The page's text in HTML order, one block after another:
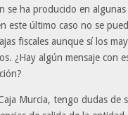
se ha producido en algunas
este último caso no se
fiscales aunque sí los
¿Hay algún mensaje con
Murcia, tengo dudas de